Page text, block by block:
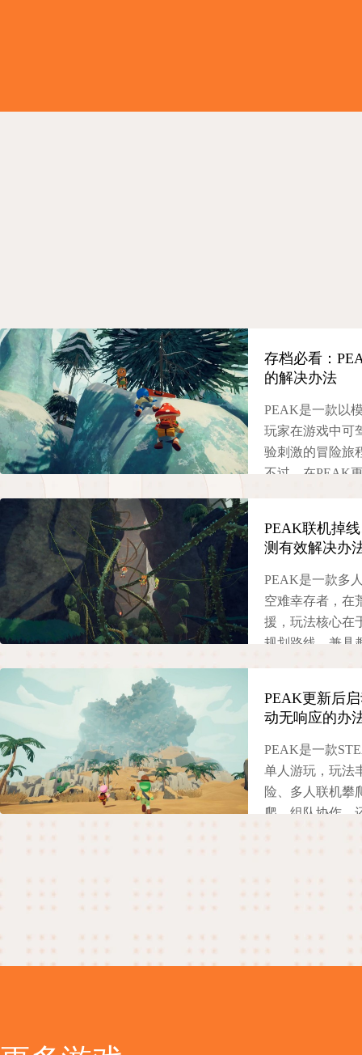
存档必看：
的解决办法
PEAK是一款以
玩家在游戏中可
验刺激的冒险旅
不过，在PEAK
的解决办法，帮
受游戏。
2025-11-06
PEAK联机掉
测有效解决办
PEAK是一款多
空难幸存者，在
援，玩法核心在
规划路线，兼具
题的常见原因，
玩家快速解决困
2025-11-06
PEAK更新后
动无响应的办
PEAK是一款
单人游玩，玩法
险、多人联机攀
爬、组队协作，
题，严重影响
题。
2025-11-06